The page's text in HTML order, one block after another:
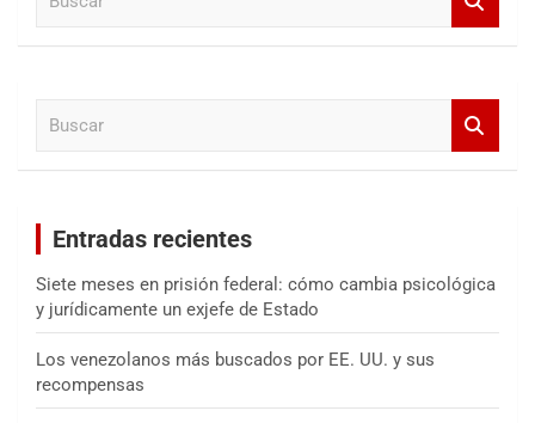
Entradas recientes
Siete meses en prisión federal: cómo cambia psicológica
y jurídicamente un exjefe de Estado
Los venezolanos más buscados por EE. UU. y sus
recompensas